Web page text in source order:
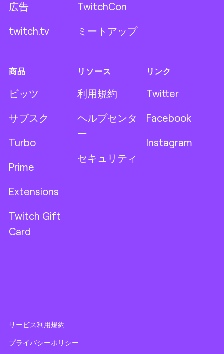
広告
twitch.tv
TwitchCon
ミートアップ
商品
ビッツ
サブスク
Turbo
Prime
Extensions
Twitch Gift
Card
リソース
利用規約
ヘルプセンタ
ー
セキュリティ
リンク
Twitter
Facebook
Instagram
サービス利用規約
プライバシーポリシー